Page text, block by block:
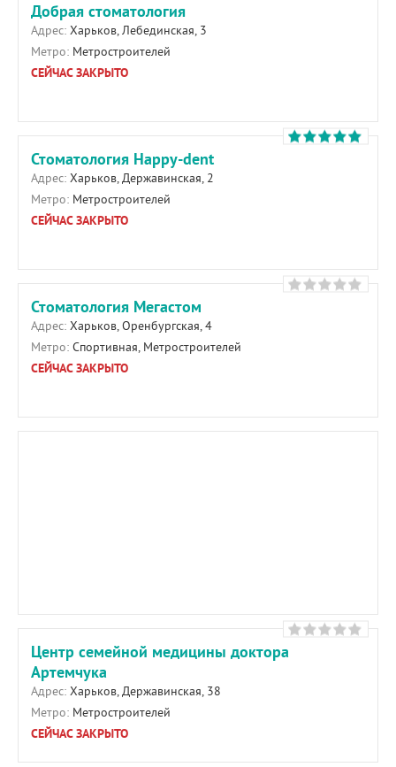
Добрая стоматология
Адрес: Харьков, Лебединская, 3
Метро: Метростроителей
СЕЙЧАС ЗАКРЫТО
Стоматология Happy-dent
Адрес: Харьков, Державинская, 2
Метро: Метростроителей
СЕЙЧАС ЗАКРЫТО
Стоматология Мегастом
Адрес: Харьков, Оренбургская, 4
Метро: Спортивная, Метростроителей
СЕЙЧАС ЗАКРЫТО
Центр семейной медицины доктора
Артемчука
Адрес: Харьков, Державинская, 38
Метро: Метростроителей
СЕЙЧАС ЗАКРЫТО